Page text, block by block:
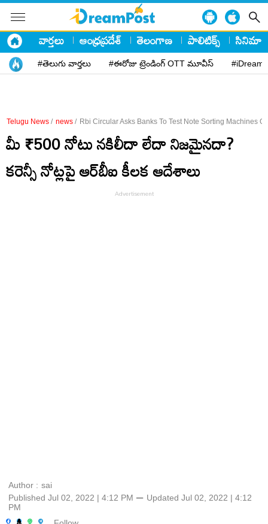
వార్తలు ఆంధ్రప్రదేశ్ తెలంగాణ పాలిటిక్స్ సినిమా
#తెలుగు వార్తలు #ఈరోజు ట్రెండింగ్ OTT మూవీస్
Telugu News / news / Rbi Circular Asks Banks To Test Note Sorting Machines
మీ ₹500 నోటు నకిలీదా లేదా నిజ‌మైన‌దా?
క‌రెన్సీ నోట్ల‌పై ఆర్‌బీఐ కీల‌క ఆదేశాలు
Author : sai
Published Jul 02, 2022 | 4:12 PM ⚊ Updated Jul 02, 2022 | 4:12
PM